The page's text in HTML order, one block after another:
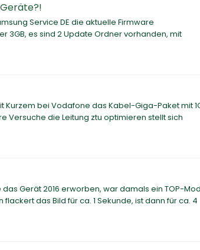
Service DE die aktuelle Firmware
3GB, es sind 2 Update Ordner vorhanden, mit
Kurzem bei Vodafone das Kabel-Giga-Paket mit
Versuche die Leitung ztu optimieren stellt sich
das Gerät 2016 erworben, war damals ein TOP-
das Bild für ca. 1 Sekunde, ist dann für ca. 4